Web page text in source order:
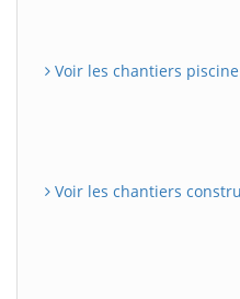
Voir les chantiers piscine
Voir les chantiers